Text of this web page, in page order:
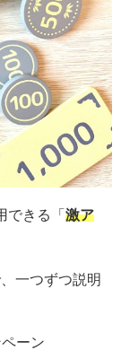
できる「激ア
一つずつ説明
ーン